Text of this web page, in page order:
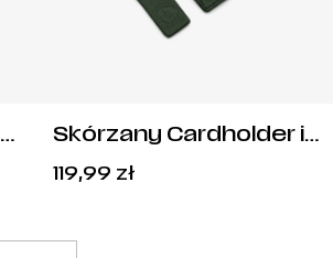
Skórzany Cardholder i
Warszawa
119,99 zł